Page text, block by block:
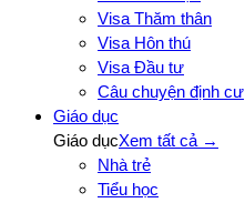
Visa Thăm thân
Visa Hôn thú
Visa Đầu tư
Câu chuyện định cư
Giáo dục
Giáo dụcXem tất cả →
Nhà trẻ
Tiểu học